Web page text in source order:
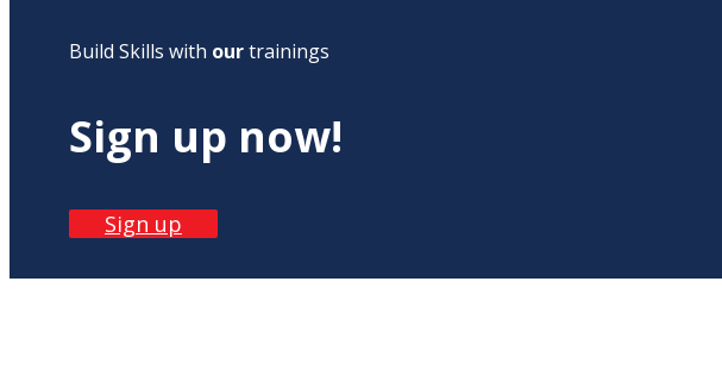
Build Skills with ourtrainings
Sign up now!
Sign up